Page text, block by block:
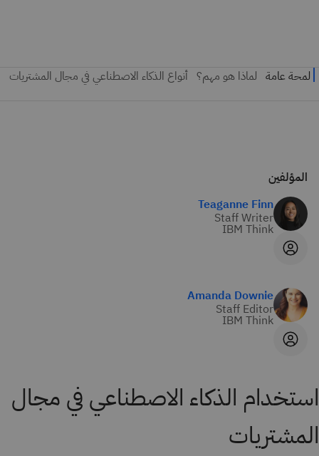
المؤلفين
Teaganne Finn
Staff Writer
IBM Think
Amanda Downie
Staff Editor
IBM Think
استخدام الذكاء الاصطناعي في مجال
المشتريات